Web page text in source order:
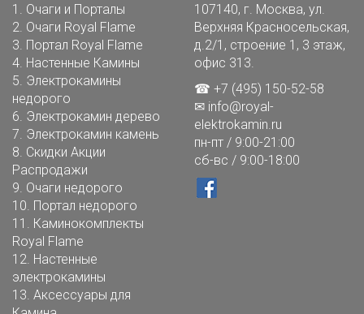
1. Очаги и Порталы
2. Очаги Royal Flame
3. Портал Royal Flame
4. Настенные Камины
5. Электрокамины
недорого
6. Электрокамин дерево
7. Электрокамин камень
8. Скидки Акции
Распродажи
9. Очаги недорого
10. Портал недорого
11. Каминокомплекты
Royal Flame
12. Настенные
электрокамины
13. Аксессуары для
107140, г. Москва, ул.
Верхняя Красносельская,
д.2/1, строение 1, 3 этаж,
офис 313.
☎ +7 (495) 150-52-58
✉ info@royal-
elektrokamin.ru
пн-пт / 9:00-21:00
сб-вс / 9:00-18:00